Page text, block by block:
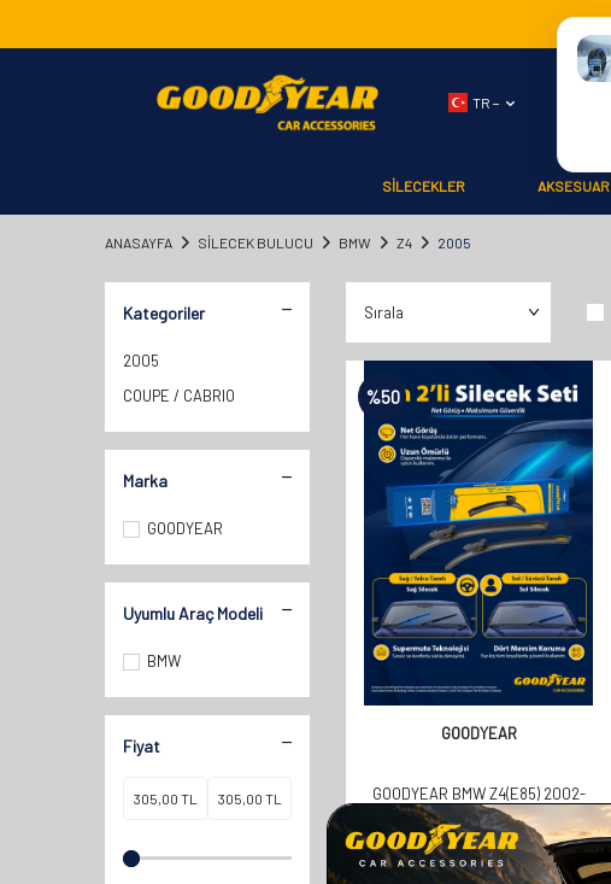
TR −
SİLECEKLER AKSESUAR
ANASAYFA SILECEK BULUCU BMW Z4 2005
Kategoriler
2005
COUPE / CABRIO
Marka
GOODYEAR
Uyumlu Araç Modeli
BMW
Fiyat
%50
GOODYEAR
GOODYEAR BMW Z4(E85) 2002-
2009 SUPERMUTE 2'LI SILECEK
TAKIMI 530MM 500MM
610,00TL